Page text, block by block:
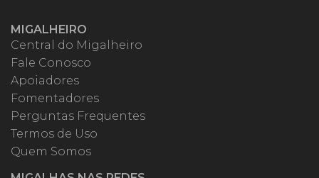
MIGALHEIRO
Central do Migalheiro
Fale Conosco
Apoiadores
Fomentadores
Perguntas Frequentes
Termos de Uso
Quem Somos